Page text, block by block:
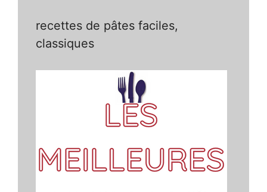
recettes de pâtes faciles,
classiques